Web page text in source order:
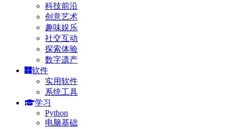
科技前沿
创意艺术
趣味娱乐
社交互动
探索体验
数字遗产
软件
实用软件
系统工具
学习
Python
电脑基础